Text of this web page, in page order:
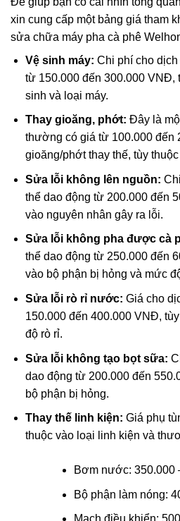
xin cung cấp một bảng giá tham
sửa chữa máy pha cà phê
Vệ sinh máy: Chi phí cho
từ 150.000 đến 300.000 VNĐ,
sinh và loại máy.
Thay gioăng, phớt: Đây là
thường có giá từ 100.000 đến
gioăng/phớt thay thế, tùy
Sửa lỗi không lên nguồn:
thể dao động từ 200.000 đến
vào nguyên nhân gây ra lỗi.
Sửa lỗi không pha được cà
thể dao động từ 250.000 đến
vào bộ phận bị hỏng và mức
Sửa lỗi rò rỉ nước: Giá cho
150.000 đến 400.000 VNĐ,
độ rò rỉ.
Sửa lỗi không tạo bọt sữa:
dao động từ 200.000 đến
bộ phận bị hỏng.
Thay thế linh kiện: Giá phụ
thuộc vào loại linh kiện và
Bơm nước: 350.000
Bộ phận làm nóng: